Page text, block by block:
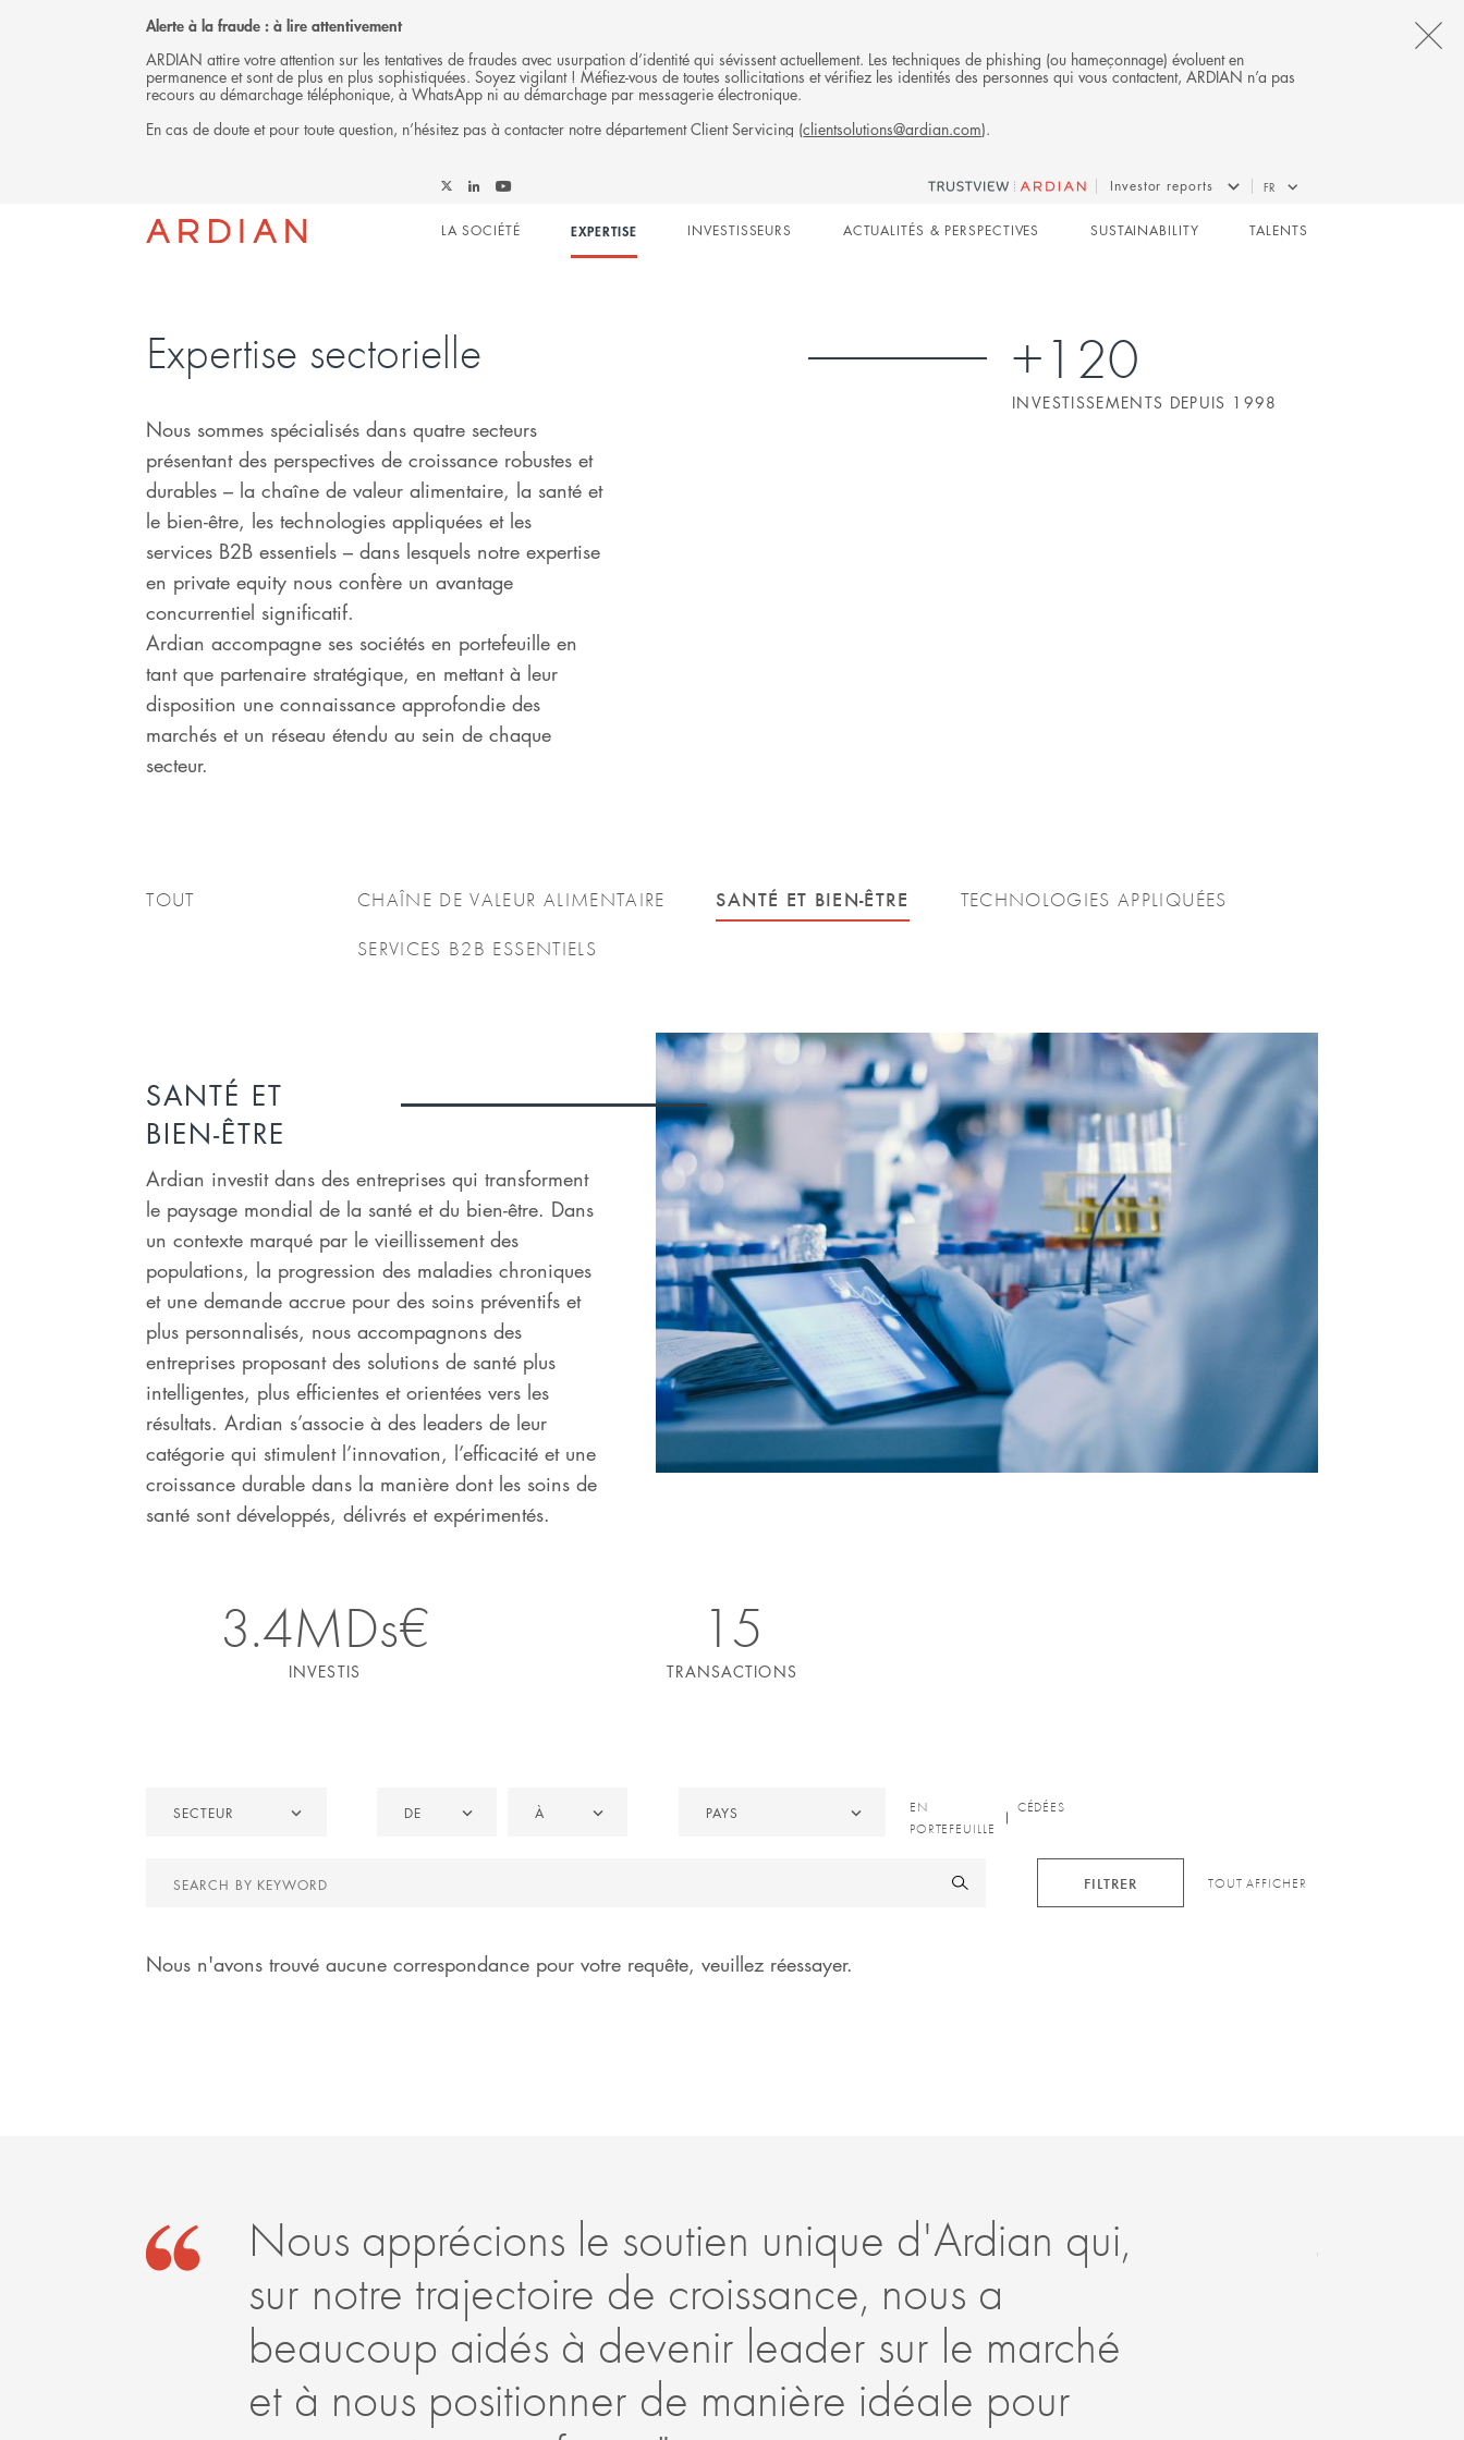
Alerte à la fraude : à lire attentivement
ARDIAN attire votre attention sur les tentatives de fraudes avec usurpation d’identité qui sévissent actuellement. Les techniques de phishing (ou hameçonnage) évoluent en
permanence et sont de plus en plus sophistiquées. Soyez vigilant ! Méfiez-vous de toutes sollicitations et vérifiez les identités des personnes qui vous contactent, ARDIAN n’a pas
recours au démarchage téléphonique, à WhatsApp ni au démarchage par messagerie électronique.
En cas de doute et pour toute question, n’hésitez pas à contacter notre département Client Servicing (clientsolutions@ardian.com).
on
on
Ardian
on
Investor reports FR
Main
LA SOCIÉTÉ EXPERTISE INVESTISSEURS ACTUALITÉS & PERSPECTIVES SUSTAINABILITY TALENTS
INVESTISSEMENTS BUYOUT
Expertise sectorielle
Nous sommes spécialisés dans quatre secteurs
présentant des perspectives de croissance robustes et
durables – la chaîne de valeur alimentaire, la santé et
le bien-être, les technologies appliquées et les
services B2B essentiels – dans lesquels notre expertise
en private equity nous confère un avantage
concurrentiel significatif.
Ardian accompagne ses sociétés en portefeuille en
tant que partenaire stratégique, en mettant à leur
disposition une connaissance approfondie des
marchés et un réseau étendu au sein de chaque
secteur.
+120
INVESTISSEMENTS DEPUIS 1998
TOUT CHAÎNE DE VALEUR ALIMENTAIRE SANTÉ ET BIEN-ÊTRE TECHNOLOGIES APPLIQUÉES
SERVICES B2B ESSENTIELS
SANTÉ ET
BIEN-ÊTRE
Ardian investit dans des entreprises qui transforment
le paysage mondial de la santé et du bien-être. Dans
un contexte marqué par le vieillissement des
populations, la progression des maladies chroniques
et une demande accrue pour des soins préventifs et
plus personnalisés, nous accompagnons des
entreprises proposant des solutions de santé plus
intelligentes, plus efficientes et orientées vers les
résultats. Ardian s’associe à des leaders de leur
catégorie qui stimulent l’innovation, l’efficacité et une
croissance durable dans la manière dont les soins de
santé sont développés, délivrés et expérimentés.
3.4MDs€
INVESTIS
15
TRANSACTIONS
Secteur
SECTEUR DE À PaysPAYS
EN
PORTEFEUILLE
CÉDÉES
EN
PORTEFEUILLE
CÉDÉES
Search
FILTRER TOUT AFFICHER
Nous n'avons trouvé aucune correspondance pour votre requête, veuillez réessayer.
Nous apprécions le soutien unique d'Ardian qui,
sur notre trajectoire de croissance, nous a
beaucoup aidés à devenir leader sur le marché
et à nous positionner de manière idéale pour